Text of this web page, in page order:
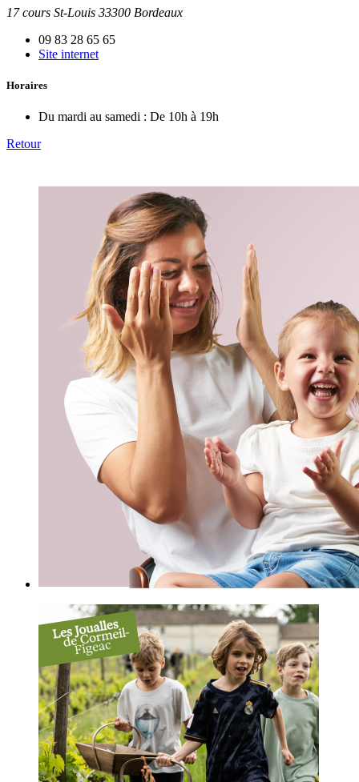
17 cours St-Louis 33300 Bordeaux
09 83 28 65 65
Site internet
Horaires
Du mardi au samedi : De 10h à 19h
Retour